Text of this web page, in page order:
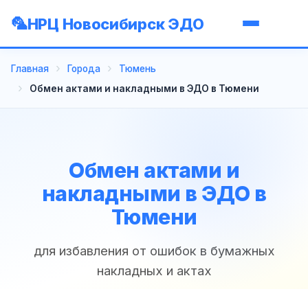
НРЦ Новосибирск ЭДО
Главная Города
Тюмень
Обмен актами и накладными в ЭДО в Тюмени
Обмен актами и
накладными в ЭДО в
Тюмени
для избавления от ошибок в бумажных
накладных и актах